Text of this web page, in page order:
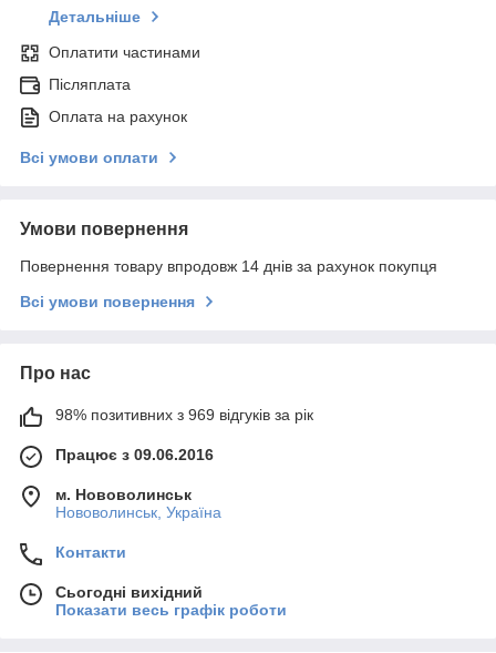
Детальніше
Оплатити частинами
Післяплата
Оплата на рахунок
Всі умови оплати
Умови повернення
Повернення товару впродовж 14 днів за рахунок покупця
Всі умови повернення
Про нас
98% позитивних з 969 відгуків за рік
Працює з 09.06.2016
м. Нововолинськ
Нововолинськ, Україна
Контакти
Сьогодні вихідний
Показати весь графік роботи